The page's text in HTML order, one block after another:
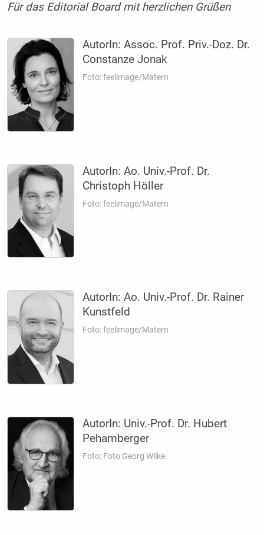
Für das Editorial Board mit herzlichen Grüßen
AutorIn:Assoc. Prof. Priv.-Doz. Dr.
Constanze Jonak
Foto: feelimage/Matern
AutorIn:Ao. Univ.-Prof. Dr.
Christoph Höller
Foto: feelimage/Matern
AutorIn:Ao. Univ.-Prof. Dr. Rainer
Kunstfeld
Foto: feelimage/Matern
AutorIn: Univ.-Prof. Dr. Hubert
Pehamberger
Foto: Foto Georg Wilke